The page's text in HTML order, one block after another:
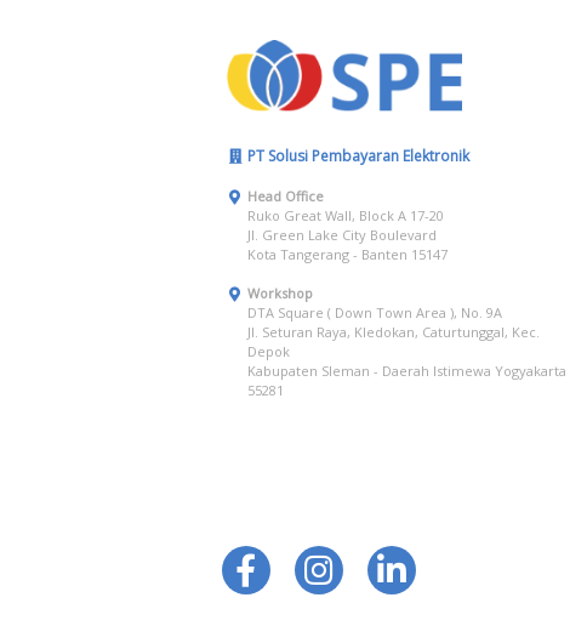
PT Solusi Pembayaran Elektronik
Head Office
Ruko Great Wall, Block A 17-20
Jl. Green Lake City Boulevard
Kota Tangerang - Banten 15147
Workshop
DTA Square ( Down Town Area ), No. 9A
Jl. Seturan Raya, Kledokan, Caturtunggal, Kec.
Depok
Kabupaten Sleman - Daerah Istimewa Yogyakarta
55281